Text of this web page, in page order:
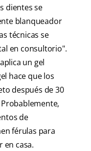
dientes se
blanqueador
técnicas se
en consultorio".
un gel
hace que los
después de 30
de
férulas para
en casa.